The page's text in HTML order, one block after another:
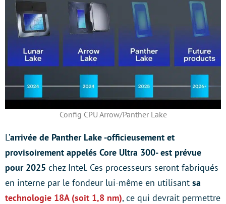
Config CPU Arrow/Panther Lake
L’arrivée de Panther Lake -officieusement et
provisoirement appelés Core Ultra 300- est prévue
pour 2025 chez Intel. Ces processeurs seront fabriqués
en interne par le fondeur lui-même en utilisant sa
technologie 18A (soit 1,8 nm), ce qui devrait permettre